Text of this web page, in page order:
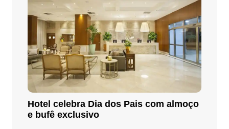
Hotel celebra Dia dos Pais com almoço
e bufê exclusivo